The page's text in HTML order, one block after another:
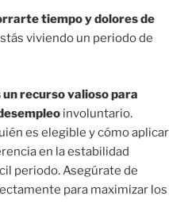
tiempo y dolores de
viviendo un periodo de
recurso valioso para
involuntario.
es elegible y cómo aplicar
en la estabilidad
periodo. Asegúrate de
para maximizar los